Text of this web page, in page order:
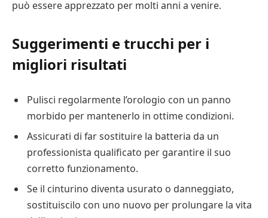
può essere apprezzato per molti anni a venire.
Suggerimenti e trucchi per i
migliori risultati
Pulisci regolarmente l’orologio con un panno
morbido per mantenerlo in ottime condizioni.
Assicurati di far sostituire la batteria da un
professionista qualificato per garantire il suo
corretto funzionamento.
Se il cinturino diventa usurato o danneggiato,
sostituiscilo con uno nuovo per prolungare la vita